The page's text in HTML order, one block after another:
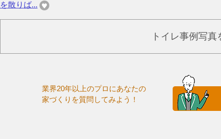
を散りば...
トイレ事例写
業界20年以上のプロにあなたの
家づくりを質問してみよう！